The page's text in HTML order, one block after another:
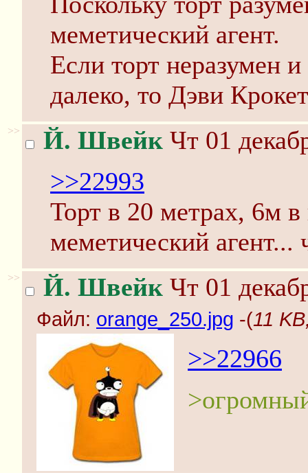
меметический агент.
Если торт неразумен
далеко, то Дэви
>> Й. Швейк Чт 01
>>22993
Торт в 20 метрах, 6м в
меметический агент...
>> Й. Швейк Чт 01
Файл: orange_250.jpg -(11
>>22966